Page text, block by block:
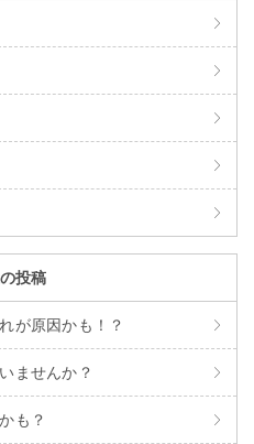
投稿
が原因かも！？
ませんか？
も？